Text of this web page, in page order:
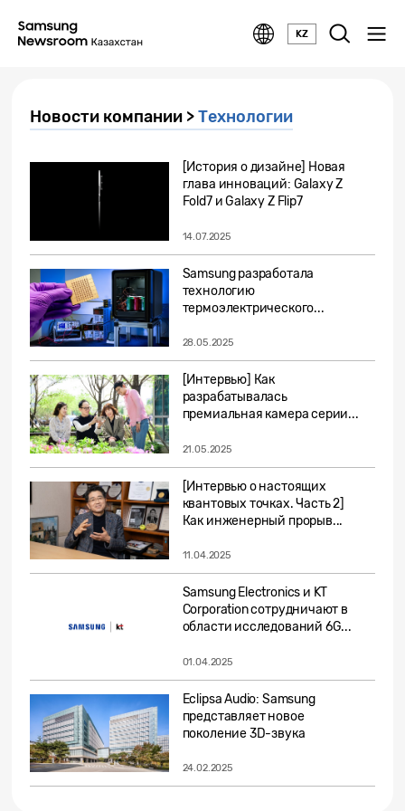
KZ
Новости компании >Технологии
[История о дизайне] Новая
глава инноваций: Galaxy Z
Fold7 и Galaxy Z Flip7
14.07.2025
Samsung разработала
технологию
термоэлектрического...
28.05.2025
[Интервью] Как
разрабатывалась
премиальная камера серии...
21.05.2025
[Интервью о настоящих
квантовых точках. Часть 2]
Как инженерный прорыв...
11.04.2025
Samsung Electronics и KT
Corporation сотрудничают в
области исследований 6G...
01.04.2025
Eclipsa Audio: Samsung
представляет новое
поколение 3D-звука
24.02.2025